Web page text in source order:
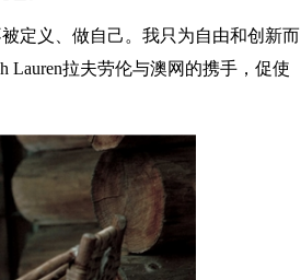
定义、做自己。我只为自由和创新而
Lauren拉夫劳伦与澳网的携手，促使